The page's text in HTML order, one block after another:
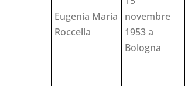
Eugenia Maria
Roccella
novembre
1953 a
Bologna